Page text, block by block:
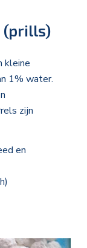
(prills)
kleine
1% water.
zijn
en